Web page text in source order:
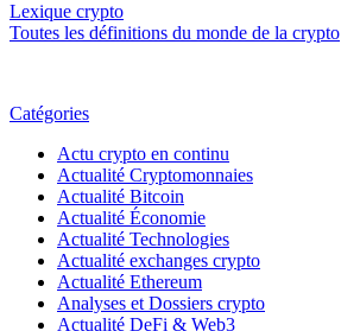
Lexique crypto
Toutes les définitions du monde de la crypto
Catégories
Actu crypto en continu
Actualité Cryptomonnaies
Actualité Bitcoin
Actualité Économie
Actualité Technologies
Actualité exchanges crypto
Actualité Ethereum
Analyses et Dossiers crypto
Actualité DeFi & Web3